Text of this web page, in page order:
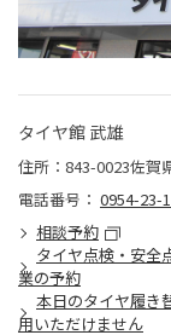
タイヤ館 武雄
住所：843-0023佐賀
電話番号： 0954-23-
相談予約
タイヤ点検・安全
業の予約
本日のタイヤ履き
用いただけません